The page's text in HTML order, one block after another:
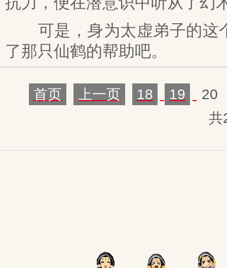
可是，身为太虚弟子的这
了那只仙鹤的帮助吧。
首页 上一页 18 19
20
共